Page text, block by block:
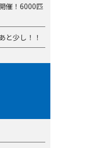
催！6000匹
と少し！！